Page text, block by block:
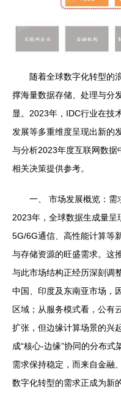
随着全球数字化转型的
撑海量数据存储、处理与分
显。2023年，IDC行业在技
发展等多重维度呈现出新的
与分析2023年度互联网数据
相关决策提供参考。
一、 市场发展概览：需
2023年，全球数据生成量呈
5G/6G通信、高性能计算等
与存储资源的旺盛需求。这
与此市场结构正经历深刻调
中国、印度及东南亚市场，
区域；从服务模式看，公有
扩张，但边缘计算场景的兴
成“核心-边缘”协同的分布
需求保持稳定，而来自金融
数字化转型的需求正成为新